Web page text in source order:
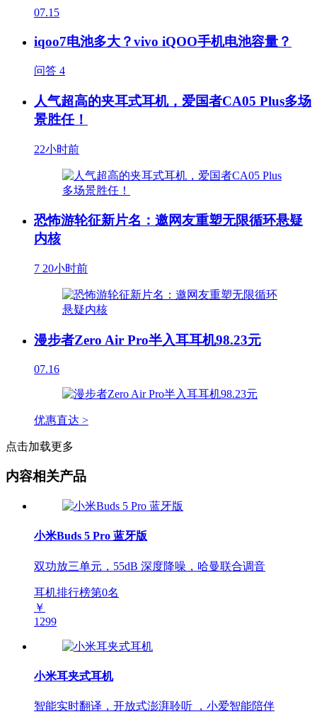
07.15
iqoo7电池多大？vivo iQOO手机电池容量？
问答 4
人气超高的夹耳式耳机，爱国者CA05 Plus多场
景胜任！
22小时前
恐怖游轮征新片名：邀网友重塑无限循环悬疑
内核
7 20小时前
漫步者Zero Air Pro半入耳耳机98.23元
07.16
优惠直达 >
点击加载更多
内容相关产品
小米Buds 5 Pro 蓝牙版
双功放三单元，55dB 深度降噪，哈曼联合调音
耳机排行榜第0名
￥
1299
小米耳夹式耳机
智能实时翻译，开放式澎湃聆听 ，小爱智能陪伴